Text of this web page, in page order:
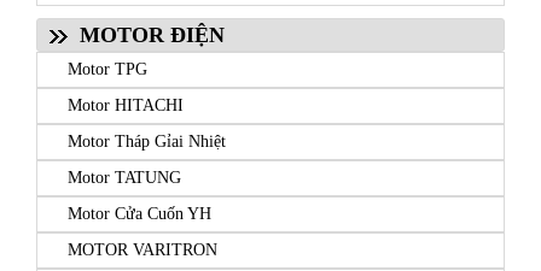
MOTOR ĐIỆN
Motor TPG
Motor HITACHI
Motor Tháp Gỉai Nhiệt
Motor TATUNG
Motor Cửa Cuốn YH
MOTOR VARITRON